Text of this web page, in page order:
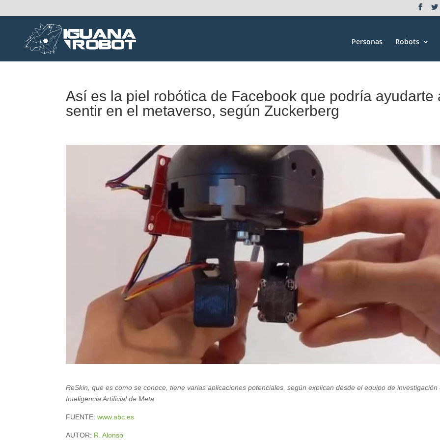
Personas Robots
Así es la piel robótica de Facebook que podría ayudarte
sentir en el metaverso, según Zuckerberg
ReSkin, que es como se conoce, tiene varias aplicaciones potenciales, según explican desde el equipo de investigación
Inteligencia Artificial de Meta
FUENTE:www.abc.es
AUTOR: R. Alonso